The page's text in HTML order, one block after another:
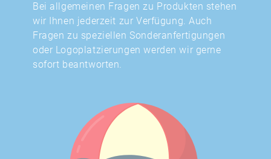
Bei allgemeinen Fragen zu Produkten stehen
wir Ihnen jederzeit zur Verfügung. Auch
Fragen zu speziellen Sonderanfertigungen
oder Logoplatzierungen werden wir gerne
sofort beantworten.